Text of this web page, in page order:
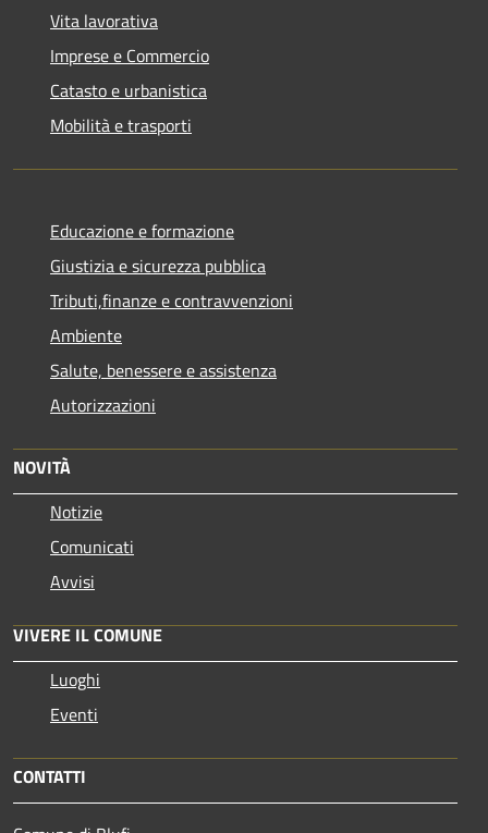
Vita lavorativa
Imprese e Commercio
Catasto e urbanistica
Mobilità e trasporti
Educazione e formazione
Giustizia e sicurezza pubblica
Tributi,finanze e contravvenzioni
Ambiente
Salute, benessere e assistenza
Autorizzazioni
NOVITÀ
Notizie
Comunicati
Avvisi
VIVERE IL COMUNE
Luoghi
Eventi
CONTATTI